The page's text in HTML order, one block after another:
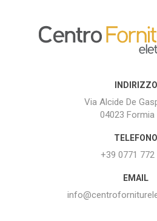
INDIRIZZO
Via Alcide De
04023 Formia
TELEFONO
+39 0771 772
EMAIL